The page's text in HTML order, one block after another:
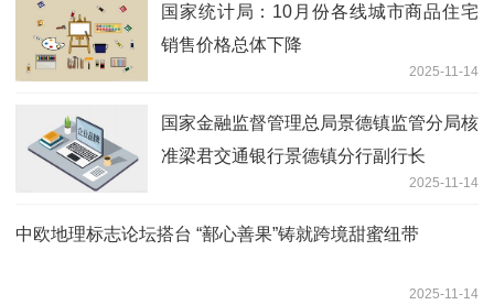
国家统计局：10月份各线城市商品住宅
销售价格总体下降
2025-11-14
国家金融监督管理总局景德镇监管分局核
准梁君交通银行景德镇分行副行长
2025-11-14
中欧地理标志论坛搭台 “鄯心善果”铸就跨境甜蜜纽带
2025-11-14